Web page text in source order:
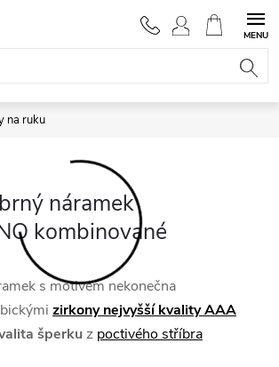
NÁKUPNÍ
KOŠÍK
na ruku
náramek
kombinované
s motivem nekonečna
zirkony nejvyšší kvality AAA
šperkuz poctivého stříbra